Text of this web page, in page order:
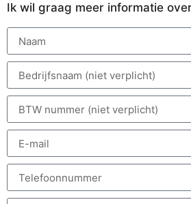
Ik wil graag meer informatie